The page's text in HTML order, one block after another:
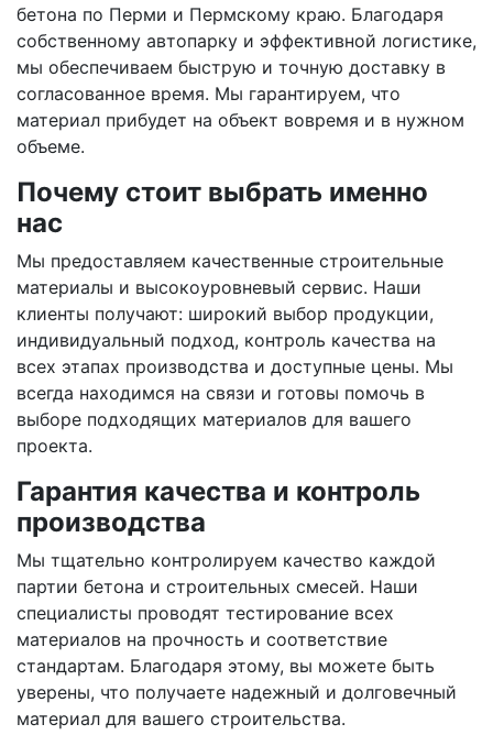
бетона по Перми и Пермскому краю. Благодаря
собственному автопарку и эффективной логистике,
мы обеспечиваем быструю и точную доставку в
согласованное время. Мы гарантируем, что
материал прибудет на объект вовремя и в нужном
объеме.
Почему стоит выбрать именно
нас
Мы предоставляем качественные строительные
материалы и высокоуровневый сервис. Наши
клиенты получают: широкий выбор продукции,
индивидуальный подход, контроль качества на
всех этапах производства и доступные цены. Мы
всегда находимся на связи и готовы помочь в
выборе подходящих материалов для вашего
проекта.
Гарантия качества и контроль
производства
Мы тщательно контролируем качество каждой
партии бетона и строительных смесей. Наши
специалисты проводят тестирование всех
материалов на прочность и соответствие
стандартам. Благодаря этому, вы можете быть
уверены, что получаете надежный и долговечный
материал для вашего строительства.